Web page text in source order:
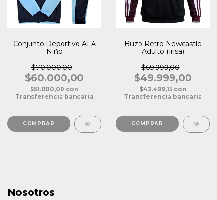
Conjunto Deportivo AFA
Niño
$70.000,00
$60.000,00
$51.000,00 con
Transferencia bancaria
COMPRAR
Buzo Retro Newcastle
Adulto (frisa)
$69.999,00
$49.999,00
$42.499,15 con
Transferencia bancaria
COMPRAR
Nosotros